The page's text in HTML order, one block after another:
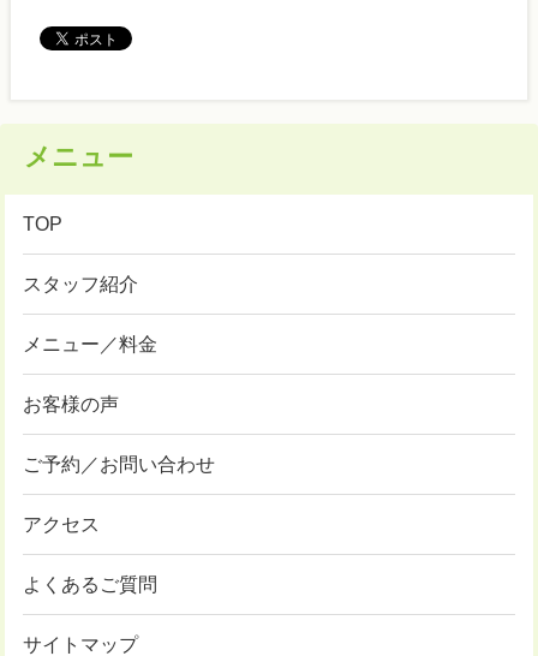
メニュー
TOP
スタッフ紹介
メニュー／料金
お客様の声
ご予約／お問い合わせ
アクセス
よくあるご質問
サイトマップ